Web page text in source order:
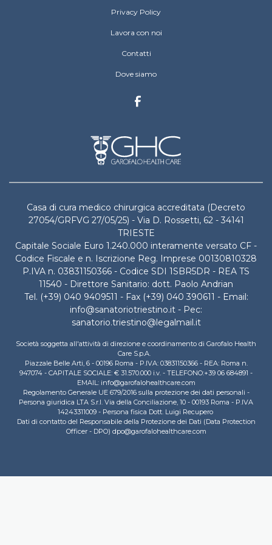
Privacy Policy
Lavora con noi
Contatti
Dove siamo
Casa di cura medico chirurgica accreditata (Decreto
27054/GRFVG 27/05/25) - Via D. Rossetti, 62 - 34141
TRIESTE
Capitale Sociale Euro 1.240.000 interamente versato CF -
Codice Fiscale e n. Iscrizione Reg. Imprese 00130810328
P.IVA n. 03831150366 - Codice SDI 1SBR5DR - REA TS
11540 - Direttore Sanitario: dott. Paolo Andrian
Tel. (+39) 040 9409511 - Fax (+39) 040 390611 - Email:
info@sanatoriotriestino.it - Pec:
sanatorio.triestino@legalmail.it
Società soggetta all'attività di direzione e coordinamento di Garofalo Health
Care S.p.A.
Piazzale Belle Arti, 6 - 00196 Roma - P.IVA: 03831150366 - REA: Roma n.
947074 - CAPITALE SOCIALE: € 31.570.000 i.v. - TELEFONO:+39 06 684891 -
EMAIL: info@garofalohealthcare.com
Regolamento Generale UE 679/2016 sulla protezione dei dati personali -
Persona giuridica LTA S.r.l. Via della Conciliazione, 10 - 00193 Roma - P.IVA
14243311009 - Persona fisica Dott. Luigi Recupero
Dati di contatto del Responsabile della Protezione dei Dati (Data Protection
Officer - DPO) dpo@garofalohealthcare.com